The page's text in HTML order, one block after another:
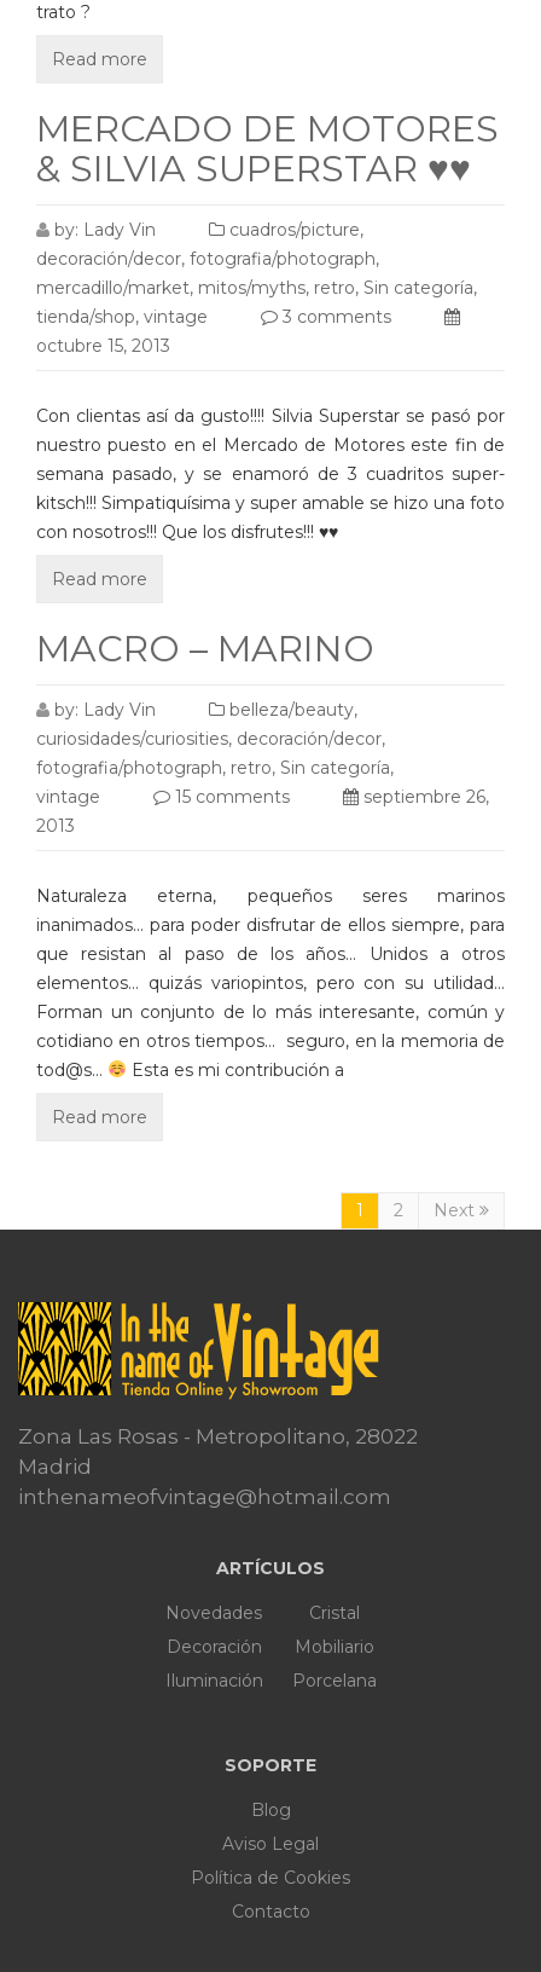
trato ?
Read more
MERCADO DE MOTORES
& SILVIA SUPERSTAR ♥♥
by: Lady Vin cuadros/picture,
decoración/decor, fotografia/photograph,
mercadillo/market, mitos/myths, retro, Sin categoría,
tienda/shop, vintage
3 comments
octubre 15, 2013
Con clientas así da gusto!!!! Silvia Superstar se pasó por
nuestro puesto en el Mercado de Motores este fin de
semana pasado, y se enamoró de 3 cuadritos super-
kitsch!!! Simpatiquísima y super amable se hizo una foto
con nosotros!!! Que los disfrutes!!! ♥♥
Read more
MACRO – MARINO
by: Lady Vin belleza/beauty,
curiosidades/curiosities, decoración/decor,
fotografia/photograph, retro, Sin categoría,
vintage
15 comments
septiembre 26,
2013
Naturaleza eterna, pequeños seres marinos
inanimados… para poder disfrutar de ellos siempre, para
que resistan al paso de los años… Unidos a otros
elementos… quizás variopintos, pero con su utilidad…
Forman un conjunto de lo más interesante, común y
cotidiano en otros tiempos… seguro, en la memoria de
tod@s…
Esta es mi contribución a
Read more
1 2 Next
Zona Las Rosas - Metropolitano, 28022
Madrid
inthenameofvintage@hotmail.com
ARTÍCULOS
Novedades
Decoración
Iluminación
Cristal
Mobiliario
Porcelana
SOPORTE
Blog
Aviso Legal
Política de Cookies
Contacto